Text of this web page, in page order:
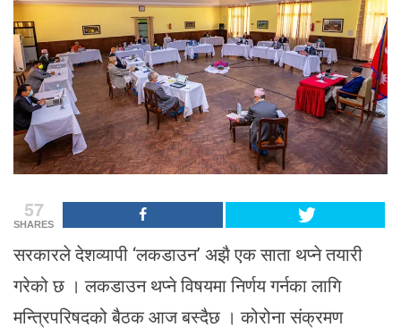
57
SHARES
सरकारले देशव्यापी ‘लकडाउन’ अझै एक साता थप्ने तयारी
गरेको छ । लकडाउन थप्ने विषयमा निर्णय गर्नका लागि
मन्त्रिपरिषदको बैठक आज बस्दैछ । कोरोना संक्रमण